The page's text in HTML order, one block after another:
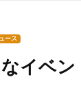
ース
イベ